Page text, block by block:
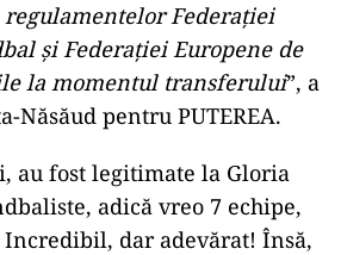
Federației
și Federației Europene de
la momentul transferului”, a
Năsăud pentru PUTEREA.
au fost legitimate la Gloria
adică vreo 7 echipe,
dar adevărat! Însă,